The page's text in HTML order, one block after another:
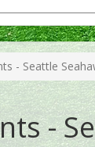
- Seattle
-